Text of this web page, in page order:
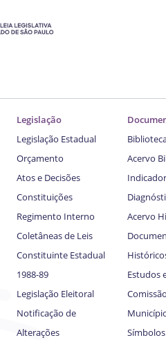
Legislação
Legislação Estadual
Orçamento
Atos e Decisões
Constituições
Regimento Interno
Coletâneas de Leis
Constituinte Estadual
1988-89
Legislação Eleitoral
Notificação de
Alterações
Acervo
Acervo
Estudos